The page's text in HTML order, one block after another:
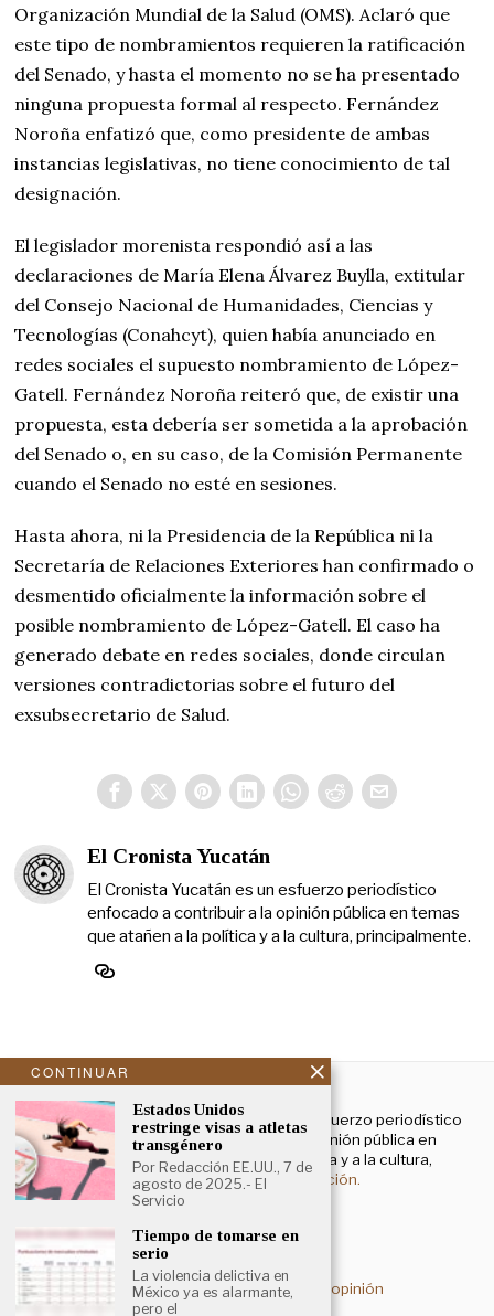
Organización Mundial de la Salud (OMS). Aclaró que
este tipo de nombramientos requieren la ratificación
del Senado, y hasta el momento no se ha presentado
ninguna propuesta formal al respecto. Fernández
Noroña enfatizó que, como presidente de ambas
instancias legislativas, no tiene conocimiento de tal
designación.
El legislador morenista respondió así a las
declaraciones de María Elena Álvarez Buylla, extitular
del Consejo Nacional de Humanidades, Ciencias y
Tecnologías (Conahcyt), quien había anunciado en
redes sociales el supuesto nombramiento de López-
Gatell. Fernández Noroña reiteró que, de existir una
propuesta, esta debería ser sometida a la aprobación
del Senado o, en su caso, de la Comisión Permanente
cuando el Senado no esté en sesiones.
Hasta ahora, ni la Presidencia de la República ni la
Secretaría de Relaciones Exteriores han confirmado o
desmentido oficialmente la información sobre el
posible nombramiento de López-Gatell. El caso ha
generado debate en redes sociales, donde circulan
versiones contradictorias sobre el futuro del
exsubsecretario de Salud.
El Cronista Yucatán
El Cronista Yucatán es un esfuerzo periodístico
enfocado a contribuir a la opinión pública en temas
que atañen a la política y a la cultura, principalmente.
NOSOTROS
El Cronista Yucatán es un esfuerzo periodístico
enfocado a contribuir a la opinión pública en
temas que atañen a la política y a la cultura,
principalmente.Más información.
Aviso de privacidad
Deslinde sobre contenidos de opinión
CONTINUAR
Estados Unidos
restringe visas a atletas
transgénero
Por Redacción EE.UU., 7 de
agosto de 2025.- El
Servicio
Tiempo de tomarse en
serio
La violencia delictiva en
México ya es alarmante,
pero el